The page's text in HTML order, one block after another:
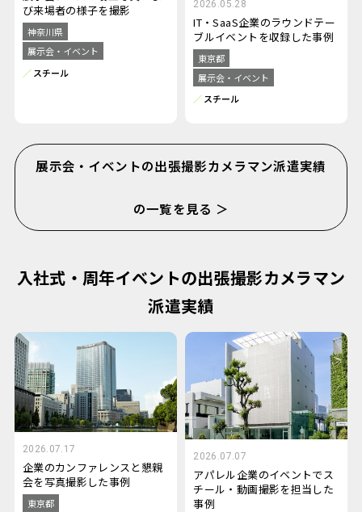
び来場者の様子を撮影
神奈川県
展示会・イベント
スチール
2026.05.28
IT・SaaS企業のラウンドテー
ブルイベントを収録した事例
東京都
展示会・イベント
スチール
展示会・イベントの出張撮影カメラマン派遣実績
の一覧を見る ＞
入社式・周年イベントの出張撮影カメラマン
派遣実績
2026.07.17
企業のカンファレンスと懇親
会を写真撮影した事例
東京都
2026.07.07
アパレル企業のイベントでス
チール・動画撮影を担当した
事例